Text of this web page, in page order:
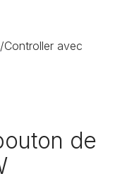
/Controller avec
de